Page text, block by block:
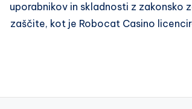
uporabnikov in skladnosti z zakonsko
zaščite, kot je Robocat Casino